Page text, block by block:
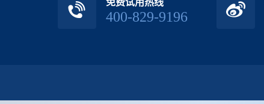
免费试用热线
400-829-9196